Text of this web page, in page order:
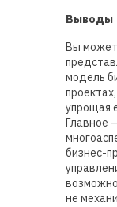
Выводы
Вы
модель
упрощая
Главное
бизнес-
не